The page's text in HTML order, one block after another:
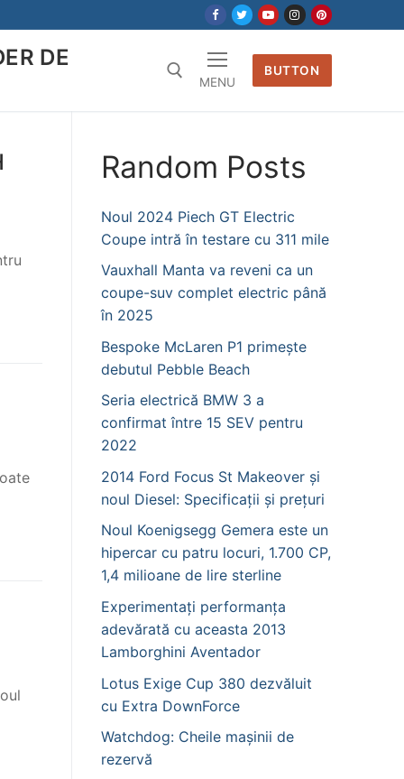
DE
MENU
BUTTON
Random Posts
Noul 2024 Piech GT Electric
Coupe intră în testare cu 311 mile
Vauxhall Manta va reveni ca un
coupe-suv complet electric până
în 2025
Bespoke McLaren P1 primește
debutul Pebble Beach
Seria electrică BMW 3 a
confirmat între 15 SEV pentru
2022
2014 Ford Focus St Makeover și
noul Diesel: Specificații și prețuri
Noul Koenigsegg Gemera este un
hipercar cu patru locuri, 1.700 CP,
1,4 milioane de lire sterline
Experimentați performanța
adevărată cu aceasta 2013
Lamborghini Aventador
Lotus Exige Cup 380 dezvăluit
cu Extra DownForce
Watchdog: Cheile mașinii de
rezervă